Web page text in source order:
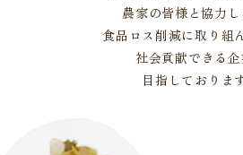
農家の皆様と協力し
食品ロス削減に取り組
社会貢献できる企
目指しております